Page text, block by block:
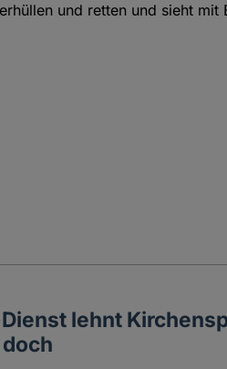
und retten und sieht mit
lehnt